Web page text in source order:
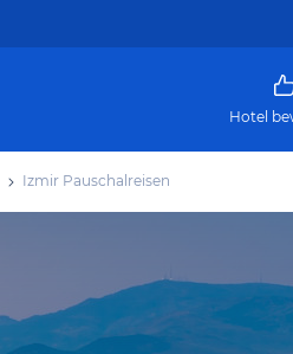
Hotel
Izmir Pauschalreisen